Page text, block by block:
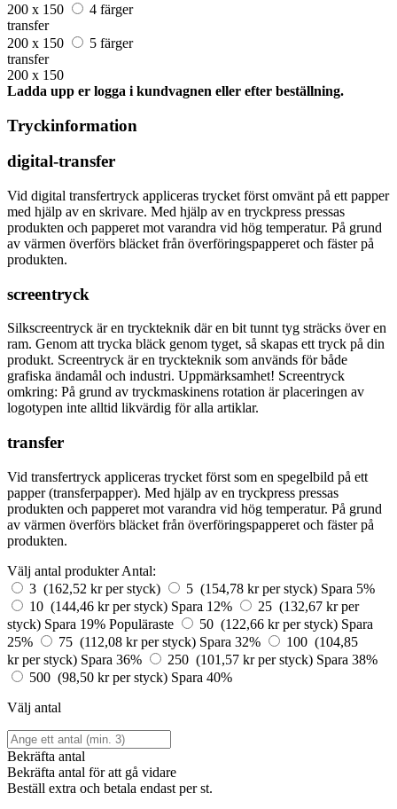
200 x 150
4 färger
transfer
200 x 150
5 färger
transfer
200 x 150
Ladda upp er logga i kundvagnen eller efter beställning.
Tryckinformation
digital-transfer
Vid digital transfertryck appliceras trycket först omvänt på ett papper
med hjälp av en skrivare. Med hjälp av en tryckpress pressas
produkten och papperet mot varandra vid hög temperatur. På grund
av värmen överförs bläcket från överföringspapperet och fäster på
produkten.
screentryck
Silkscreentryck är en tryckteknik där en bit tunnt tyg sträcks över en
ram. Genom att trycka bläck genom tyget, så skapas ett tryck på din
produkt. Screentryck är en tryckteknik som används för både
grafiska ändamål och industri. Uppmärksamhet! Screentryck
omkring: På grund av tryckmaskinens rotation är placeringen av
logotypen inte alltid likvärdig för alla artiklar.
transfer
Vid transfertryck appliceras trycket först som en spegelbild på ett
papper (transferpapper). Med hjälp av en tryckpress pressas
produkten och papperet mot varandra vid hög temperatur. På grund
av värmen överförs bläcket från överföringspapperet och fäster på
produkten.
Välj antal produkter Antal:
3 (162,52 kr per styck)
5 (154,78 kr per styck) Spara 5%
10 (144,46 kr per styck) Spara 12%
25 (132,67 kr per
styck) Spara 19% Populäraste 50 (122,66 kr per styck) Spara
25%
75 (112,08 kr per styck) Spara 32%
100 (104,85
kr per styck) Spara 36% 250 (101,57 kr per styck) Spara 38%
500 (98,50 kr per styck) Spara 40%
Välj antal
Bekräfta antal
Bekräfta antal för att gå vidare
Beställ extra och betala endast per st.